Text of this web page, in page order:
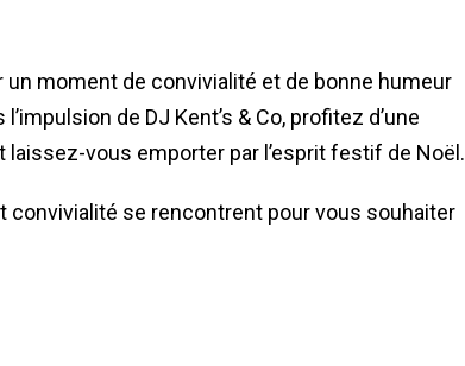
un moment de convivialité et de bonne humeur
de DJ Kent’s & Co, profitez d’une
vous emporter par l’esprit festif de Noël.
convivialité se rencontrent pour vous souhaiter